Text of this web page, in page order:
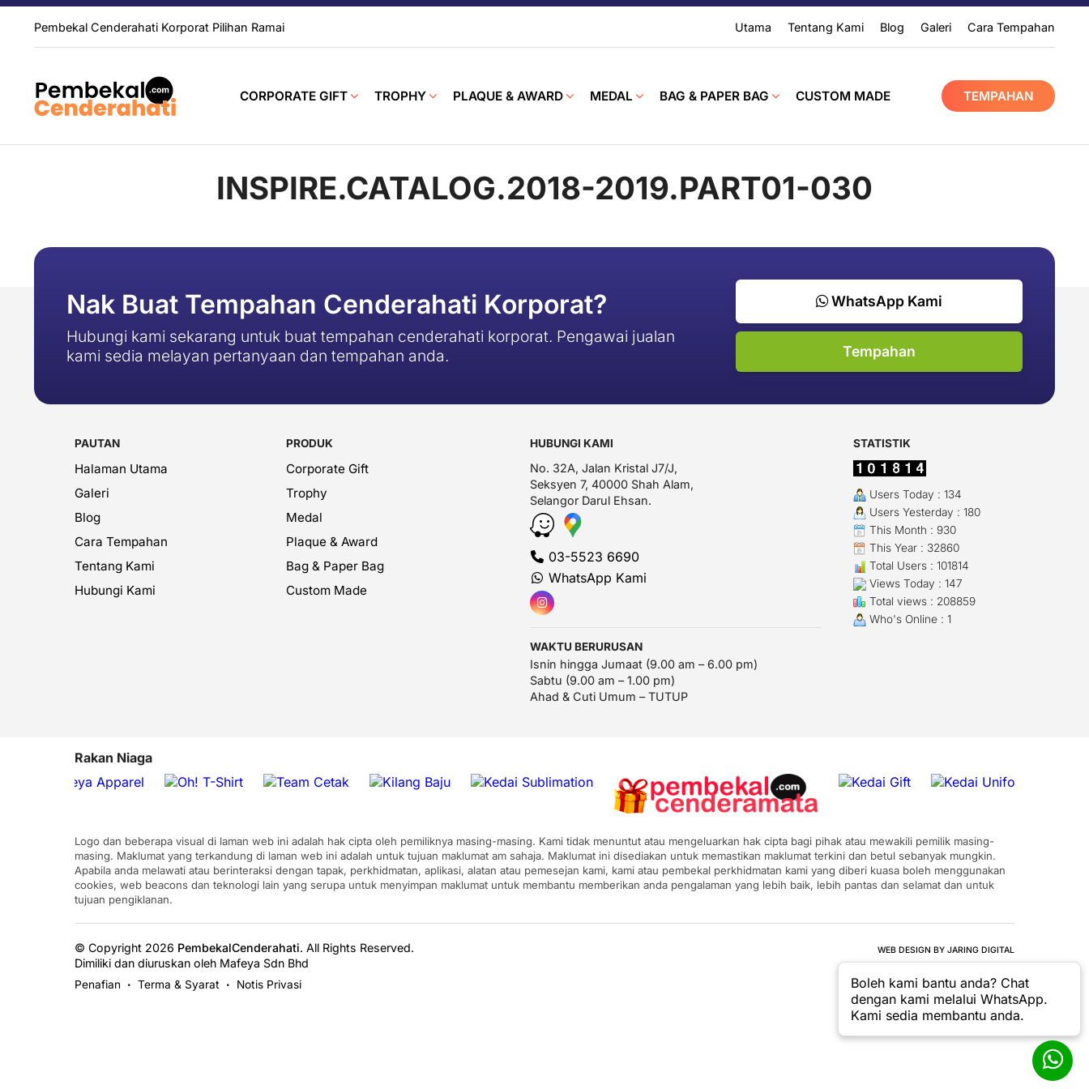
Pembekal Cenderahati Korporat Pilihan Ramai Utama Tentang Kami Blog Galeri Cara Tempahan
CORPORATE GIFT TROPHY PLAQUE & AWARD MEDAL BAG & PAPER BAG CUSTOM MADE TEMPAHAN
INSPIRE.CATALOG.2018-2019.PART01-030
Nak Buat Tempahan Cenderahati Korporat?
Hubungi kami sekarang untuk buat tempahan cenderahati korporat. Pengawai jualan
kami sedia melayan pertanyaan dan tempahan anda.
WhatsApp Kami
Tempahan
PAUTAN
Halaman Utama
Galeri
Blog
Cara Tempahan
Tentang Kami
Hubungi Kami
PRODUK
Corporate Gift
Trophy
Medal
Plaque & Award
Bag & Paper Bag
Custom Made
HUBUNGI KAMI
No. 32A, Jalan Kristal J7/J,
Seksyen 7, 40000 Shah Alam,
Selangor Darul Ehsan.
03-5523 6690
WhatsApp Kami
WAKTU BERURUSAN
Isnin hingga Jumaat (9.00 am – 6.00 pm)
Sabtu (9.00 am – 1.00 pm)
Ahad & Cuti Umum – TUTUP
STATISTIK
Users Today : 134
Users Yesterday : 180
This Month : 930
This Year : 32860
Total Users : 101814
Views Today : 147
Total views : 208859
Who's Online : 1
Rakan Niaga
Logo dan beberapa visual di laman web ini adalah hak cipta oleh pemiliknya masing-masing. Kami tidak menuntut atau mengeluarkan hak cipta bagi pihak atau mewakili pemilik masing-
masing. Maklumat yang terkandung di laman web ini adalah untuk tujuan maklumat am sahaja. Maklumat ini disediakan untuk memastikan maklumat terkini dan betul sebanyak mungkin.
Apabila anda melawati atau berinteraksi dengan tapak, perkhidmatan, aplikasi, alatan atau pemesejan kami, kami atau pembekal perkhidmatan kami yang diberi kuasa boleh menggunakan
cookies, web beacons dan teknologi lain yang serupa untuk menyimpan maklumat untuk membantu memberikan anda pengalaman yang lebih baik, lebih pantas dan selamat dan untuk
tujuan pengiklanan.
© Copyright 2026 PembekalCenderahati. All Rights Reserved.
Dimiliki dan diuruskan oleh Mafeya Sdn Bhd
Penafian • Terma & Syarat • Notis Privasi
WEB DESIGN BY JARING DIGITAL
Boleh kami bantu anda? Chat
dengan kami melalui WhatsApp.
Kami sedia membantu anda.